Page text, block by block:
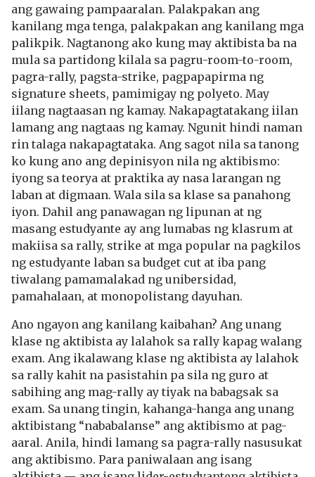
ang gawaing pampaaralan. Palakpakan ang
kanilang mga tenga, palakpakan ang kanilang mga
palikpik. Nagtanong ako kung may aktibista ba na
mula sa partidong kilala sa pagru-room-to-room,
pagra-rally, pagsta-strike, pagpapapirma ng
signature sheets, pamimigay ng polyeto. May
iilang nagtaasan ng kamay. Nakapagtatakang iilan
lamang ang nagtaas ng kamay. Ngunit hindi naman
rin talaga nakapagtataka. Ang sagot nila sa tanong
ko kung ano ang depinisyon nila ng aktibismo:
iyong sa teorya at praktika ay nasa larangan ng
laban at digmaan. Wala sila sa klase sa panahong
iyon. Dahil ang panawagan ng lipunan at ng
masang estudyante ay ang lumabas ng klasrum at
makiisa sa rally, strike at mga popular na pagkilos
ng estudyante laban sa budget cut at iba pang
tiwalang pamamalakad ng unibersidad,
pamahalaan, at monopolistang dayuhan.
Ano ngayon ang kanilang kaibahan? Ang unang
klase ng aktibista ay lalahok sa rally kapag walang
exam. Ang ikalawang klase ng aktibista ay lalahok
sa rally kahit na pasistahin pa sila ng guro at
sabihing ang mag-rally ay tiyak na babagsak sa
exam. Sa unang tingin, kahanga-hanga ang unang
aktibistang “nababalanse” ang aktibismo at pag-
aaral. Anila, hindi lamang sa pagra-rally nasusukat
ang aktibismo. Para paniwalaan ang isang